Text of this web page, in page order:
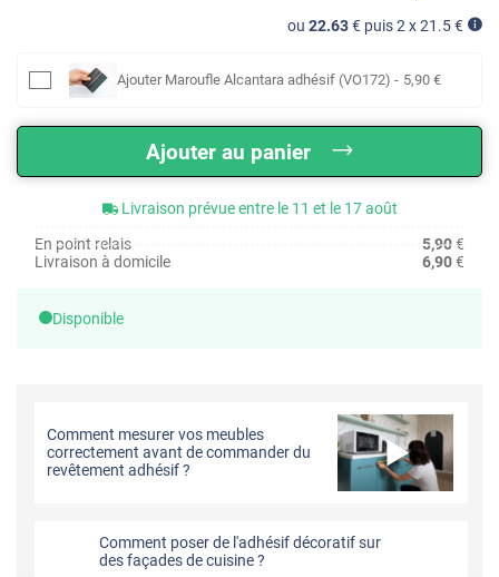
ou 22.63€ puis 2 x21.5€
Ajouter Maroufle Alcantara adhésif (VO172) - 5,90 €
Ajouter au panier
Livraison prévue entre le 11 et le 17 août
En point relais
5,90€
Livraison à domicile
6,90€
Disponible
Comment mesurer vos meubles
correctement avant de commander du
revêtement adhésif ?
Comment poser de l'adhésif décoratif sur
des façades de cuisine ?